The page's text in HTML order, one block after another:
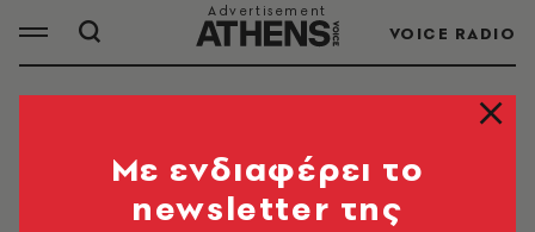
VOICE RADIO
ΣΥΝΤΑΓΕΣMε ενδιαφέρει το
newsletter της